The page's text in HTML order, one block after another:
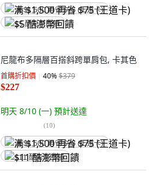
满 $1,500 再省 $75 (王道卡)
$5 酷澎幣回饋
尼龍布多隔層百搭斜跨單肩包, 卡其色
首購折扣價 40%$379
$227
明天 8/10 (一) 預計送達
(10)
满 $1,500 再省 $75 (王道卡)
$11 酷澎幣回饋